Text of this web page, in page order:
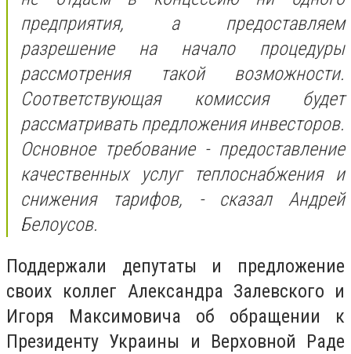
предприятия, а предоставляем
разрешение на начало процедуры
рассмотрения такой возможности.
Соответствующая комиссия будет
рассматривать предложения инвесторов.
Основное требование - предоставление
качественных услуг теплоснабжения и
снижения тарифов, - сказал Андрей
Белоусов.
Поддержали депутаты и предложение
своих коллег Александра Залевского и
Игоря Максимовича об обращении к
Президенту Украины и Верховной Раде